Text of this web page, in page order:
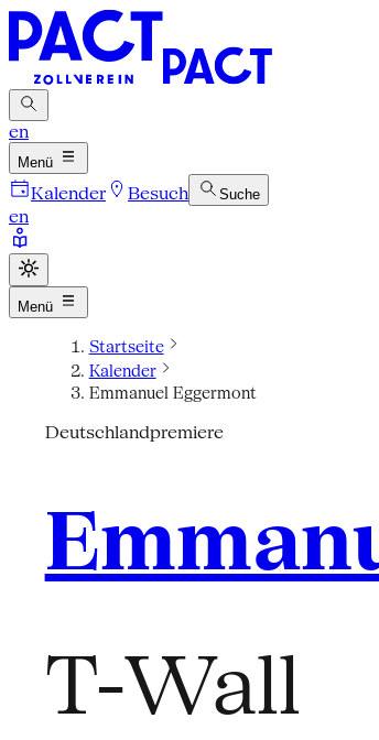
en
Menü
Kalender Besuch Suche
en
Menü
Startseite
Kalender
Emmanuel Eggermont
Deutschlandpremiere
T-Wall